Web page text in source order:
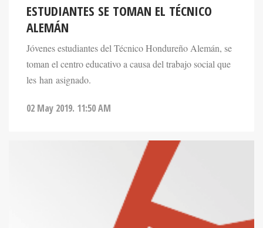
ESTUDIANTES SE TOMAN EL TÉCNICO
ALEMÁN
Jóvenes estudiantes del Técnico Hondureño Alemán, se
toman el centro educativo a causa del trabajo social que
les han asignado.
02 May 2019. 11:50 AM